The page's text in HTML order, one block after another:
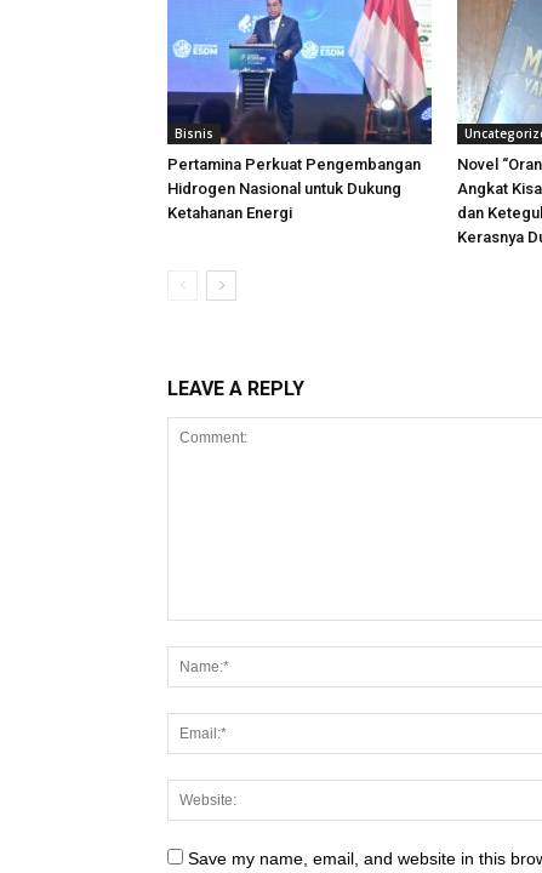
Bisnis
Pertamina Perkuat Pengembangan
Hidrogen Nasional untuk Dukung
Ketahanan Energi
Novel
Angkat
dan
Kerasnya
LEAVE A REPLY
Save my name, email, and website in this